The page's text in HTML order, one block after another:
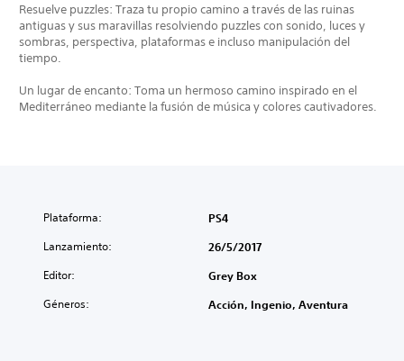
Resuelve puzzles: Traza tu propio camino a través de las ruinas
antiguas y sus maravillas resolviendo puzzles con sonido, luces y
sombras, perspectiva, plataformas e incluso manipulación del
tiempo.
Un lugar de encanto: Toma un hermoso camino inspirado en el
Mediterráneo mediante la fusión de música y colores cautivadores.
Plataforma: PS4
Lanzamiento: 26/5/2017
Editor: Grey Box
Géneros: Acción, Ingenio, Aventura